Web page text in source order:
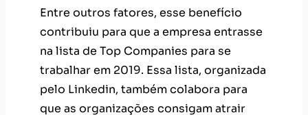
Entre outros fatores, esse benefício
contribuiu para que a empresa entrasse
na lista de Top Companies para se
trabalhar em 2019. Essa lista, organizada
pelo Linkedin, também colabora para
que as organizações consigam atrair